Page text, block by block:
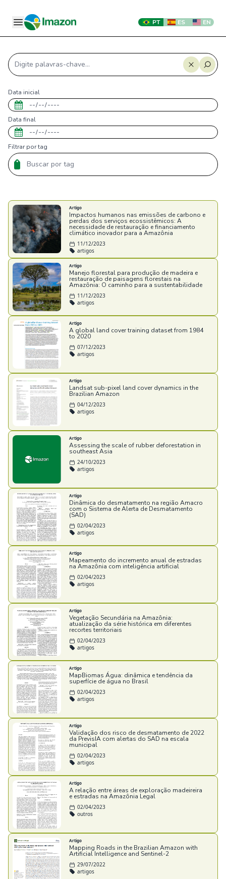
PT ES EN
Data inicial
Data final
Filtrar por tag
Artigo
Impactos humanos nas emissões de carbono e
perdas dos serviços ecossistêmicos: A
necessidade de restauração e financiamento
climático inovador para a Amazônia
11/12/2023
artigos
Artigo
Manejo florestal para produção de madeira e
restauração de paisagens florestais na
Amazônia: O caminho para a sustentabilidade
11/12/2023
artigos
Artigo
A global land cover training dataset from 1984
to 2020
07/12/2023
artigos
Artigo
Landsat sub-pixel land cover dynamics in the
Brazilian Amazon
04/12/2023
artigos
Artigo
Assessing the scale of rubber deforestation in
southeast Asia
24/10/2023
artigos
Artigo
Dinâmica do desmatamento na região Amacro
com o Sistema de Alerta de Desmatamento
(SAD)
02/04/2023
artigos
Artigo
Mapeamento do incremento anual de estradas
na Amazônia com inteligência artificial
02/04/2023
artigos
Artigo
Vegetação Secundária na Amazônia:
atualização da série histórica em diferentes
recortes territoriais
02/04/2023
artigos
Artigo
MapBiomas Água: dinâmica e tendência da
superfície de água no Brasil
02/04/2023
artigos
Artigo
Validação dos risco de desmatamento de 2022
da PrevisIA com alertas do SAD na escala
municipal
02/04/2023
artigos
Artigo
A relação entre áreas de exploração madeireira
e estradas na Amazônia Legal
02/04/2023
outros
Artigo
Mapping Roads in the Brazilian Amazon with
Artificial Intelligence and Sentinel-2
29/07/2022
artigos